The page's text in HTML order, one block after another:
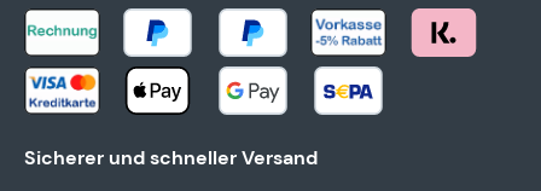
Sicherer und schneller Versand